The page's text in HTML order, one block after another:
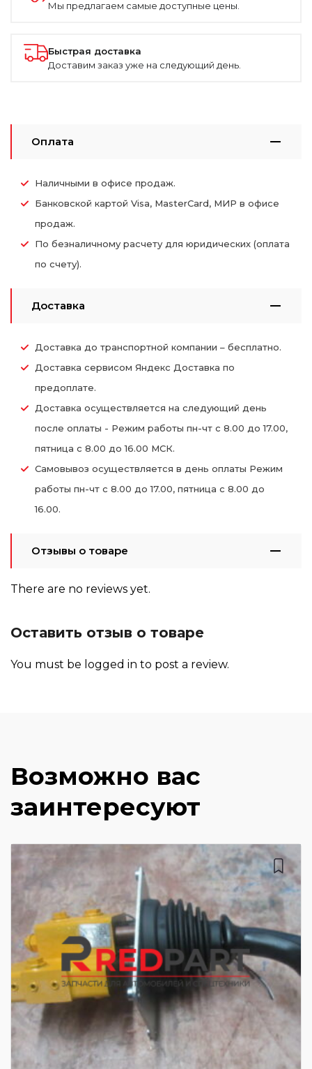
Мы предлагаем самые доступные цены.
Быстрая доставка
Доставим заказ уже на следующий день.
Оплата
Наличными в офисе продаж.
Банковской картой Visa, MasterCard, МИР в офисе
продаж.
По безналичному расчету для юридических (оплата
по счету).
Доставка
Доставка до транспортной компании – бесплатно.
Доставка сервисом Яндекс Доставка по
предоплате.
Доставка осуществляется на следующий день
после оплаты - Режим работы пн-чт с 8.00 до 17.00,
пятница с 8.00 до 16.00 МСК.
Самовывоз осуществляется в день оплаты Режим
работы пн-чт с 8.00 до 17.00, пятница с 8.00 до
16.00.
Отзывы о товаре
There are no reviews yet.
Оставить отзыв о товаре
You must be logged in to post a review.
Возможно вас
заинтересуют